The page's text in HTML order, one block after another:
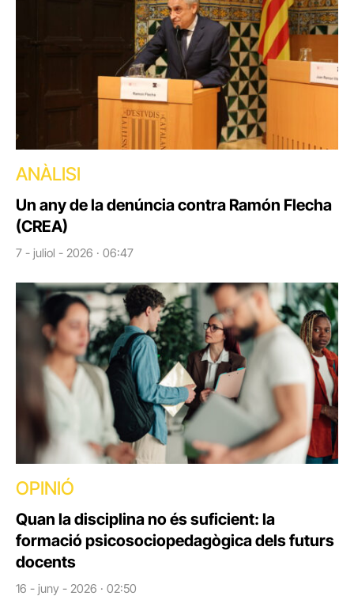
ANÀLISI
Un any de la denúncia contra Ramón Flecha
(CREA)
7 - juliol - 2026 · 06:47
OPINIÓ
Quan la disciplina no és suficient: la
formació psicosociopedagògica dels futurs
docents
16 - juny - 2026 · 02:50